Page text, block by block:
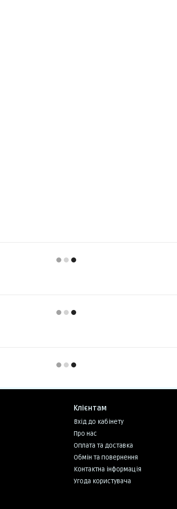
Клієнтам
Вхід до кабінету
Про нас
Оплата та доставка
Обмін та повернення
Контактна інформація
Угода користувача